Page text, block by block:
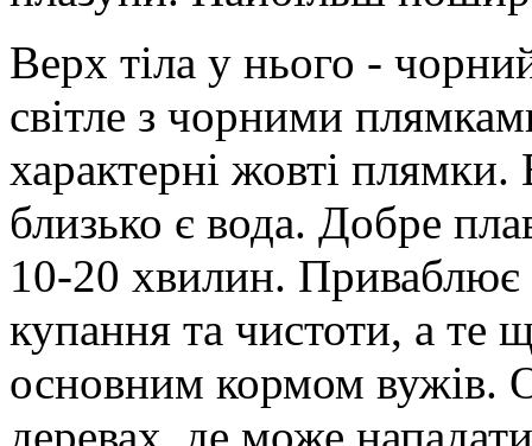
Верх тіла у нього -
світле з чорними
характерні жовті
близько є вода. Добре
10-20 хвилин.
купання та чистоти, а те
основним кормом вужів.